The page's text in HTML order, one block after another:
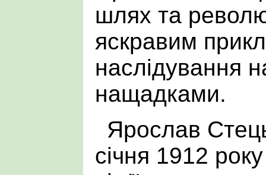
шлях та
яскравим
наслідування
нащадками.
Ярослав
січня 1912